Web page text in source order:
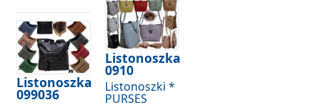
Listonoszka
099036
Listonoszka
0910
Listonoszki *
PURSES